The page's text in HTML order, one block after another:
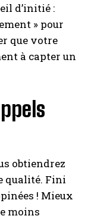
d’initié :
» pour
que votre
à capter un
obtiendrez
qualité. Fini
! Mieux
moins